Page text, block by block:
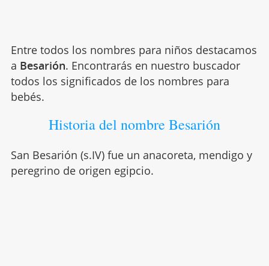
Entre todos los nombres para niños destacamos
a Besarión. Encontrarás en nuestro buscador
todos los significados de los nombres para
bebés.
Historia del nombre Besarión
San Besarión (s.IV) fue un anacoreta, mendigo y
peregrino de origen egipcio.